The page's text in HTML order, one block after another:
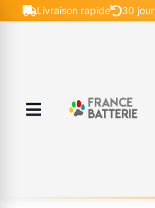
Livraison rapide 30